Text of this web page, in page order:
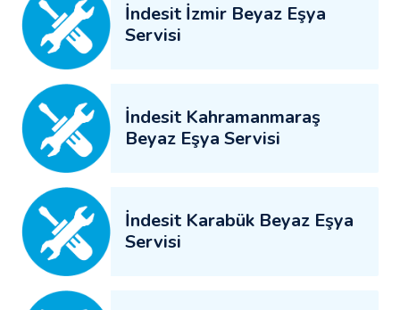
İndesit İzmir Beyaz Eşya
Servisi
İndesit Kahramanmaraş
Beyaz Eşya Servisi
İndesit Karabük Beyaz Eşya
Servisi